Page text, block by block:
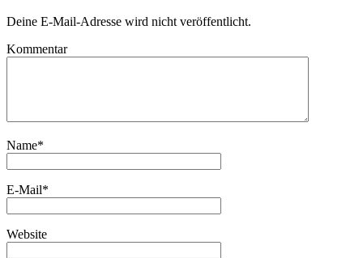
Deine E-Mail-Adresse wird nicht veröffentlicht.
Kommentar
Name*
E-Mail*
Website